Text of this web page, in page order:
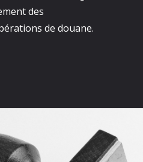
des
de douane.